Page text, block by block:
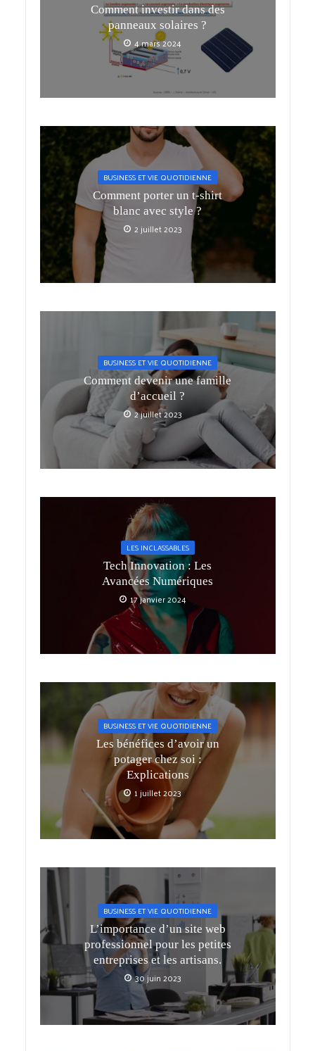
Comment investir dans des
panneaux solaires ?
4 mars 2024
BUSINESS ET VIE QUOTIDIENNE
Comment porter un t-shirt
blanc avec style ?
2 juillet 2023
BUSINESS ET VIE QUOTIDIENNE
Comment devenir une famille
d’accueil ?
2 juillet 2023
LES INCLASSABLES
Tech Innovation : Les
Avancées Numériques
17 janvier 2024
BUSINESS ET VIE QUOTIDIENNE
Les bénéfices d’avoir un
potager chez soi :
Explications
1 juillet 2023
BUSINESS ET VIE QUOTIDIENNE
L’importance d’un site web
professionnel pour les petites
entreprises et les artisans.
30 juin 2023